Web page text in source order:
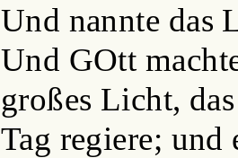
Und nannte das
Und GOtt
großes Licht,
Tag regiere;